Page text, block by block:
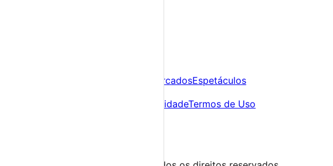
Feiras e MercadosEspetáculos
Política de PrivacidadeTermos de Uso